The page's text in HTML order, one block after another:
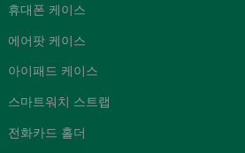
휴대폰 케이스
에어팟 케이스
아이패드 케이스
스마트워치 스트랩
전화카드 홀더